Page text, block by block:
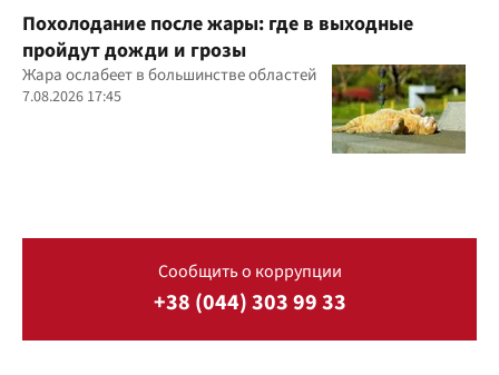
Похолодание после жары: где в выходные
пройдут дожди и грозы
Жара ослабеет в большинстве областей
7.08.2026 17:45
Сообщить о коррупции
+38 (044) 303 99 33